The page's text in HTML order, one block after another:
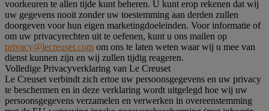
voorkeuren te allen tijde kunt beheren. U kunt erop rekenen dat wij
uw gegevens nooit zonder uw toestemming aan derden zullen
doorgeven voor hun eigen marketingdoeleinden. Voor informatie of
om uw privacyrechten uit te oefenen, kunt u ons mailen op
privacy@lecreuset.com om ons te laten weten waar wij u mee van
dienst kunnen zijn en wij zullen tijdig reageren.
Volledige Privacyverklaring van Le Creuset
Le Creuset verbindt zich ertoe uw persoonsgegevens en uw privacy
te beschermen en in deze verklaring wordt uitgelegd hoe wij uw
persoonsgegevens verzamelen en verwerken in overeenstemming